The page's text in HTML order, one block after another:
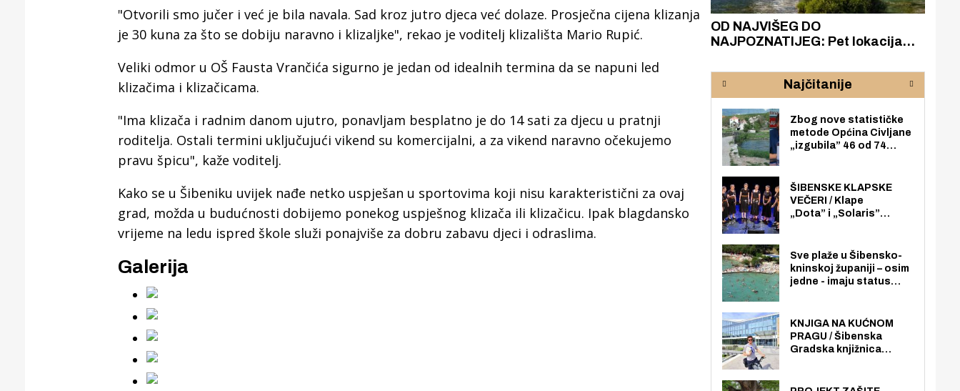
"Otvorili smo jučer i već je bila navala. Sad kroz jutro djeca već dolaze. Prosječna cijena klizanja
je 30 kuna za što se dobiju naravno i klizaljke", rekao je voditelj klizališta Mario Rupić.
Veliki odmor u OŠ Fausta Vrančića sigurno je jedan od idealnih termina da se napuni led
klizačima i klizačicama.
"Ima klizača i radnim danom ujutro, ponavljam besplatno je do 14 sati za djecu u pratnji
roditelja. Ostali termini uključujući vikend su komercijalni, a za vikend naravno očekujemo
pravu špicu", kaže voditelj.
Kako se u Šibeniku uvijek nađe netko uspješan u sportovima koji nisu karakteristični za ovaj
grad, možda u budućnosti dobijemo ponekog uspješnog klizača ili klizačicu. Ipak blagdansko
vrijeme na ledu ispred škole služi ponajviše za dobru zabavu djeci i odraslima.
Galerija
Gornji tok Krke iz prve ruke -
Otkrijte hostel Titius u
Puljanima
Šibenik spreman za dolazak
električnih autobusa: izgrađeno
OD NAJVIŠEG DO
NAJPOZNATIJEG: Pet lokacija
rijeke Krke
Najčitanije
Zbog nove statističke
metode Općina Civljane
„izgubila” 46 od 74
nego radno sposobnih
osoba među svojih 170
stanovnika.
ŠIBENSKE KLAPSKE
VEČERI / Klape
„Dota” i „Solaris”
loži
Sve plaže u Šibensko-
kninskoj županiji – osim
jedne - imaju status
općoj upotrebi. Pristup
je slobodan i besplatan
za sve građane i
KNJIGA NA KUĆNOM
PRAGU / Šibenska
Gradska knjižnica
knjiga na kućnu adresu